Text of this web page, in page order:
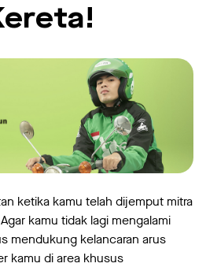
ketika kamu telah dijemput mitra
kamu tidak lagi mengalami
mendukung kelancaran arus
kamu di area khusus